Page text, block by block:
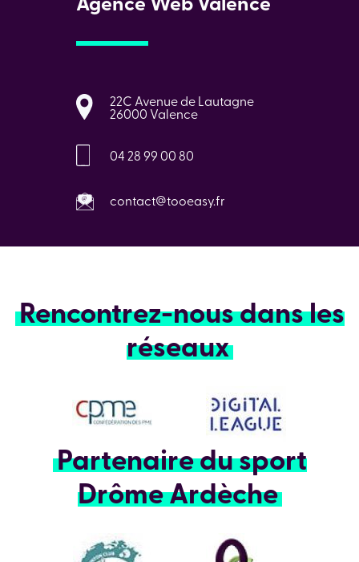
22C Avenue de Lautagne
26000 Valence
04 28 99 00 80
contact@tooeasy.fr
Rencontrez-nous dans les
réseaux
Partenaire du sport
Drôme Ardèche